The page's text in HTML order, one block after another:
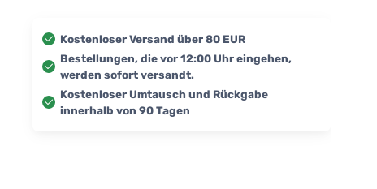
Kostenloser Versand über 80 EUR
Bestellungen, die vor 12:00 Uhr eingehen,
werden sofort versandt.
Kostenloser Umtausch und Rückgabe
innerhalb von 90 Tagen